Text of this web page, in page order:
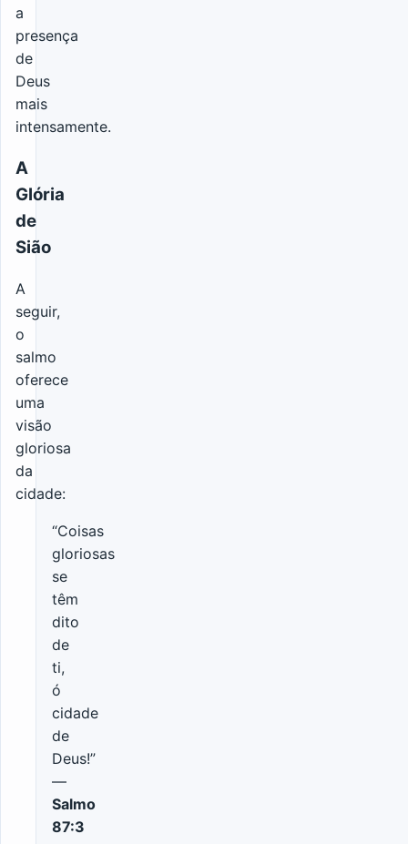
a
presença
de
Deus
mais
intensamente.
A
Glória
de
Sião
A
seguir,
o
salmo
oferece
uma
visão
gloriosa
da
cidade:
“Coisas
gloriosas
se
têm
dito
de
ti,
ó
cidade
de
Deus!”
—
Salmo
87:3